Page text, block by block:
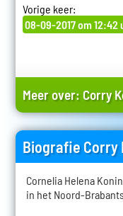
Vorige keer:
08-09-2017 om 12:42
Meer over: Corry
Biografie Corry
Cornelia Helena
in het Noord-